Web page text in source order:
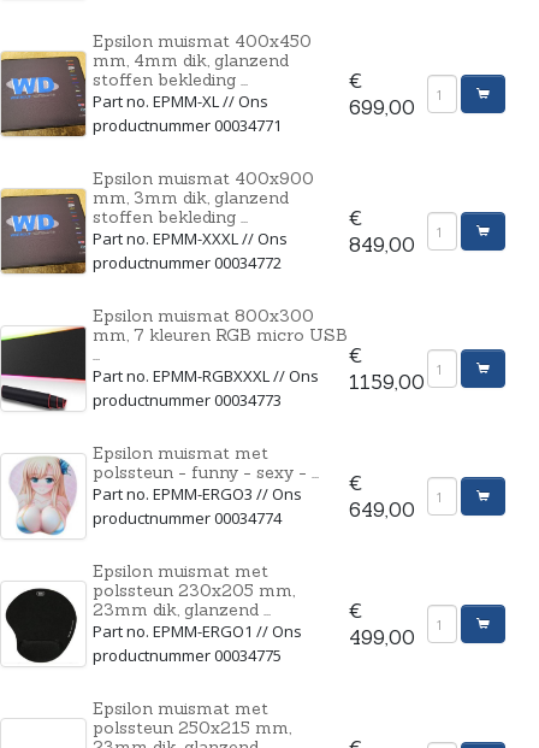
Epsilon muismat 400x450
mm, 4mm dik, glanzend
stoffen bekleding ...
Part no. EPMM-XL // Ons
productnummer 00034771
€
699,00
Epsilon muismat 400x900
mm, 3mm dik, glanzend
stoffen bekleding ...
Part no. EPMM-XXXL // Ons
productnummer 00034772
€
849,00
Epsilon muismat 800x300
mm, 7 kleuren RGB micro USB
...
Part no. EPMM-RGBXXXL // Ons
productnummer 00034773
€
1159,00
Epsilon muismat met
polssteun - funny - sexy - ...
Part no. EPMM-ERGO3 // Ons
productnummer 00034774
€
649,00
Epsilon muismat met
polssteun 230x205 mm,
23mm dik, glanzend ...
Part no. EPMM-ERGO1 // Ons
productnummer 00034775
€
499,00
Epsilon muismat met
polssteun 250x215 mm,